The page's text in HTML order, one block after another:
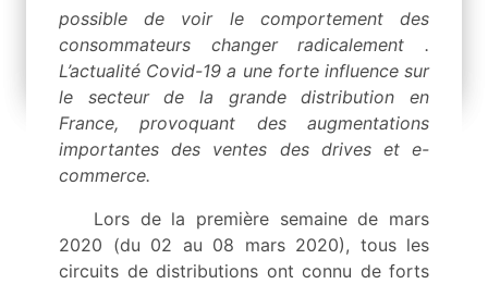
possible de voir le comportement des
consommateurs changer radicalement .
L’actualité Covid-19 a une forte influence sur
le secteur de la grande distribution en
France, provoquant des augmentations
importantes des ventes des drives et e-
commerce.
Lors de la première semaine de mars
2020 (du 02 au 08 mars 2020), tous les
circuits de distributions ont connu de forts